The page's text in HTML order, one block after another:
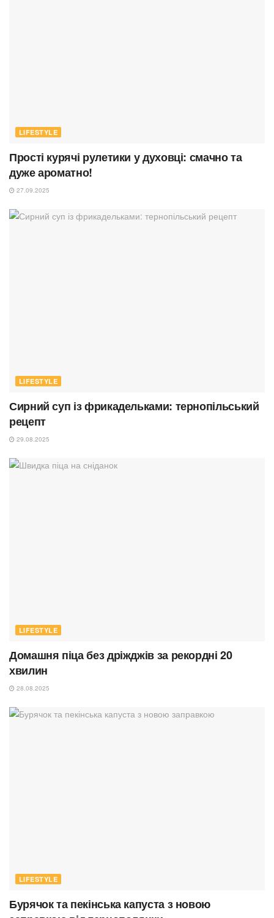
LIFESTYLE
Прості курячі рулетики у духовці: смачно та
дуже ароматно!
27.09.2025
LIFESTYLE
Сирний суп із фрикадельками: тернопільський
рецепт
29.08.2025
LIFESTYLE
Домашня піца без дріжджів за рекордні 20
хвилин
28.08.2025
LIFESTYLE
Бурячок та пекінська капуста з новою